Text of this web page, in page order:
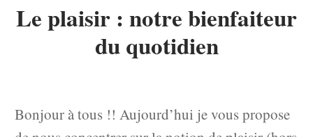
Le plaisir : notre bienfaiteur
du quotidien
Bonjour à tous !! Aujourd’hui je vous propose